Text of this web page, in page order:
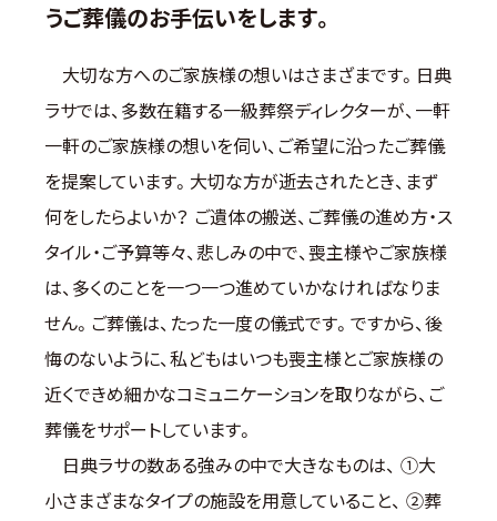
うご葬儀のお手伝いをします。
大切な方へのご家族様の想いはさまざまです。日典
ラサでは、多数在籍する一級葬祭ディレクターが、一軒
一軒のご家族様の想いを伺い、ご希望に沿ったご葬儀
を提案しています。大切な方が逝去されたとき、まず
何をしたらよいか？ ご遺体の搬送、ご葬儀の進め方・ス
タイル・ご予算等々、悲しみの中で、喪主様やご家族様
は、多くのことを一つ一つ進めていかなければなりま
せん。ご葬儀は、たった一度の儀式です。ですから、後
悔のないように、私どもはいつも喪主様とご家族様の
近くできめ細かなコミュニケーションを取りながら、ご
葬儀をサポートしています。
日典ラサの数ある強みの中で大きなものは、 ①大
小さまざまなタイプの施設を用意していること、 ②葬